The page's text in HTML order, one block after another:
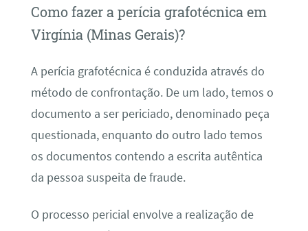
Como fazer a perícia grafotécnica em
Virgínia (Minas Gerais)?
A perícia grafotécnica é conduzida através do
método de confrontação. De um lado, temos o
documento a ser periciado, denominado peça
questionada, enquanto do outro lado temos
os documentos contendo a escrita autêntica
da pessoa suspeita de fraude.
O processo pericial envolve a realização de